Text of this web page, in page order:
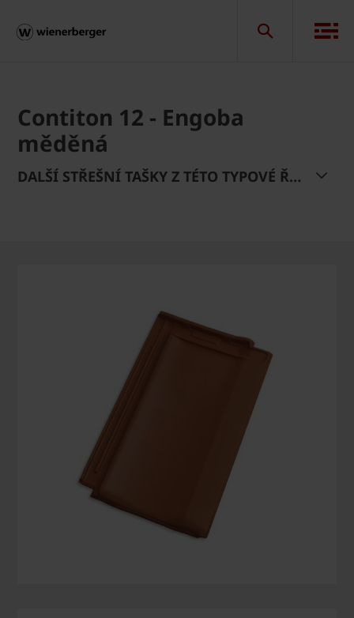
Contiton 12 - Engoba
měděná
DALŠÍ STŘEŠNÍ TAŠKY Z TÉTO TYPOVÉ ŘADY